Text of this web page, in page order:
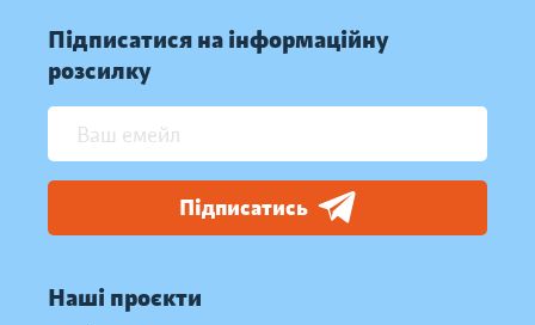
Підписатися на інформаційну
розсилку
Підписатись
Наші проєкти